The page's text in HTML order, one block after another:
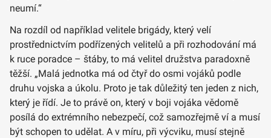
neumí.“
Na rozdíl od například velitele brigády, který velí
prostřednictvím podřízených velitelů a při rozhodování má
k ruce poradce – štáby, to má velitel družstva paradoxně
těžší. „Malá jednotka má od čtyř do osmi vojáků podle
druhu vojska a úkolu. Proto je tak důležitý ten jeden z nich,
který je řídí. Je to právě on, který v boji vojáka vědomě
posílá do extrémního nebezpečí, což samozřejmě ví a musí
být schopen to udělat. A v míru, při výcviku, musí stejně